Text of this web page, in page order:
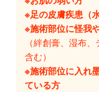
※足の皮膚疾患（
※施術部位に怪我
（絆創膏、湿布
含む）
※施術部位に入れ
ている方